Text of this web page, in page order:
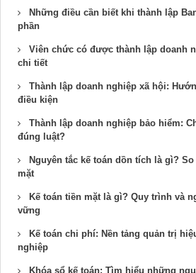
Những điều cần biết khi thành lập
phần
Viên chức có được thành lập doanh
chi tiết
Thành lập doanh nghiệp xã hội:
điều kiện
Thành lập doanh nghiệp bảo hiểm:
đúng luật?
Nguyên tắc kế toán dồn tích là gì?
mặt
Kế toán tiền mặt là gì? Quy trình và
vững
Kế toán chi phí: Nền tảng quản trị
nghiệp
Khóa sổ kế toán: Tìm hiểu những